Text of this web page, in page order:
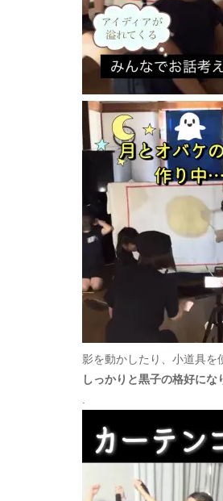
影を動かしたり、小道具を
しっかりと黒子の格好にな